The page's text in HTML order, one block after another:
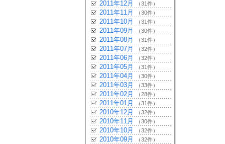
2011年12月 （31件）
2011年11月 （30件）
2011年10月 （31件）
2011年09月 （30件）
2011年08月 （31件）
2011年07月 （32件）
2011年06月 （32件）
2011年05月 （31件）
2011年04月 （30件）
2011年03月 （33件）
2011年02月 （28件）
2011年01月 （31件）
2010年12月 （32件）
2010年11月 （30件）
2010年10月 （32件）
2010年09月 （32件）